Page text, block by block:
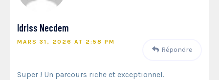
Idriss Necdem
MARS 31, 2026 AT 2:58 PM
Répondre
Super ! Un parcours riche et exceptionnel.